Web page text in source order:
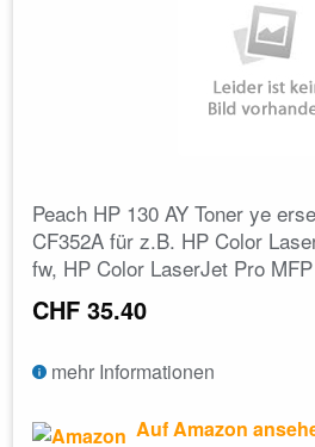
Peach HP 130 AY Toner ye
CF352A für z.B. HP Color
fw, HP Color LaserJet Pro
CHF 35.40
mehr Informationen
Auf Amazon